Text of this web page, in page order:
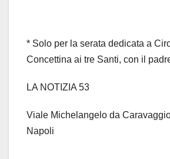
* Solo per la serata dedicata a
Concettina ai tre Santi, con il
LA NOTIZIA 53
Viale Michelangelo da
Napoli